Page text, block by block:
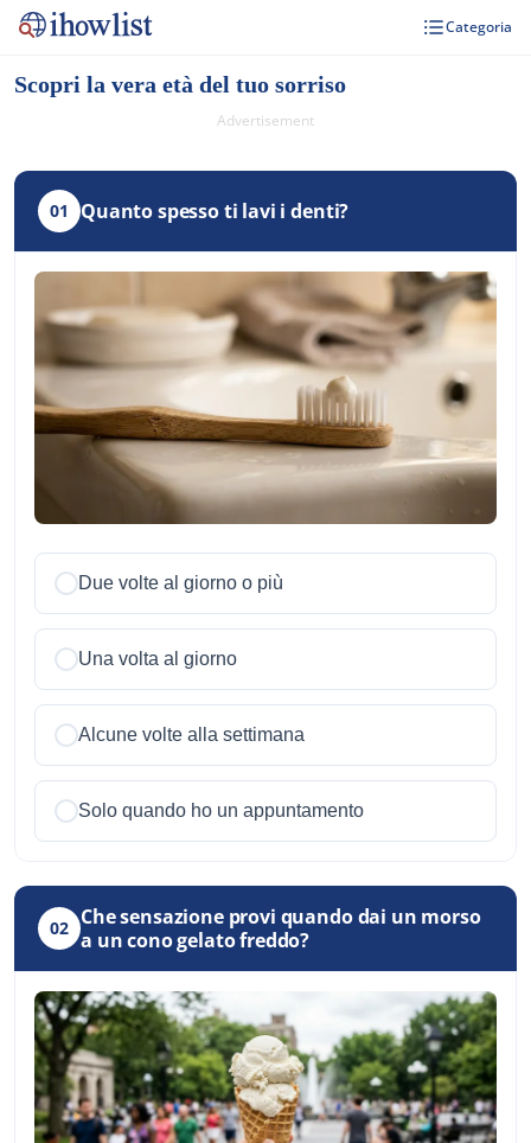
Categoria
Scopri la vera età del tuo sorriso
Advertisement
01 Quanto spesso ti lavi i denti?
Due volte al giorno o più
Una volta al giorno
Alcune volte alla settimana
Solo quando ho un appuntamento
02 Che sensazione provi quando dai un morso
a un cono gelato freddo?